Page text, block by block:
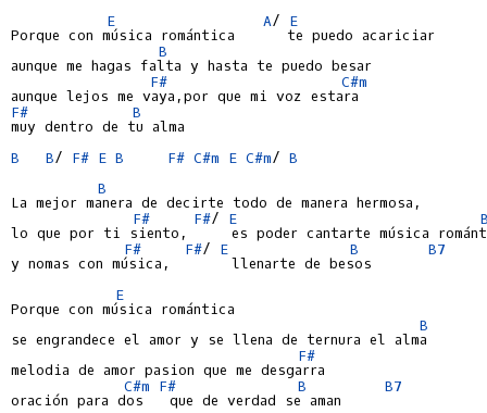
E
A/ E
Porque con música romántica      te puedo acariciar
B
aunque me hagas falta y hasta te puedo besar
F#
C#m
F#
B
muy dentro de tu alma
B
B/ F# E B F# C#m E C#m/ B
B
La mejor manera de decirte todo de manera hermosa,
F#
F#/ E
lo que por ti siento,     es poder cantarte música
F#
F#/ E B
B7
y nomas con música,       llenarte de besos
E
Porque con música romántica
B
se engrandece el amor y se llena de ternura el alma
F#
melodia de amor pasion que me desgarra
C#m F# B
B7
oración para dos   que de verdad se aman